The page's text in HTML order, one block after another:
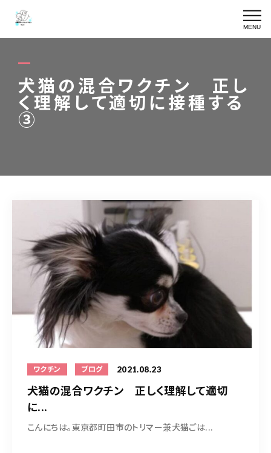
MENU
犬猫の混合ワクチン 正し
く理解して適切に接種する
③
ワクチン ブログ 2021.08.23
犬猫の混合ワクチン 正しく理解して適切
に...
こんにちは。東京都町田市のトリマー兼犬猫ごは...
SKIN CARE
TRIMMING
皮膚専門メニュー一覧
OWNER
BLOG
ブログ
ACCESS
09098575556
10：00～17：00（日・木曜定休）
予約をお願いいたします（ホーム画面下の小さなLINEマークより）
お問い合わせ(24時間以内に返信がない場合は公式
LINEよりお問い合わせください)